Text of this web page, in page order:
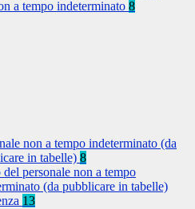
a tempo indeterminato 8
non a tempo indeterminato (da
in tabelle) 8
del personale non a tempo
(da pubblicare in tabelle)
13